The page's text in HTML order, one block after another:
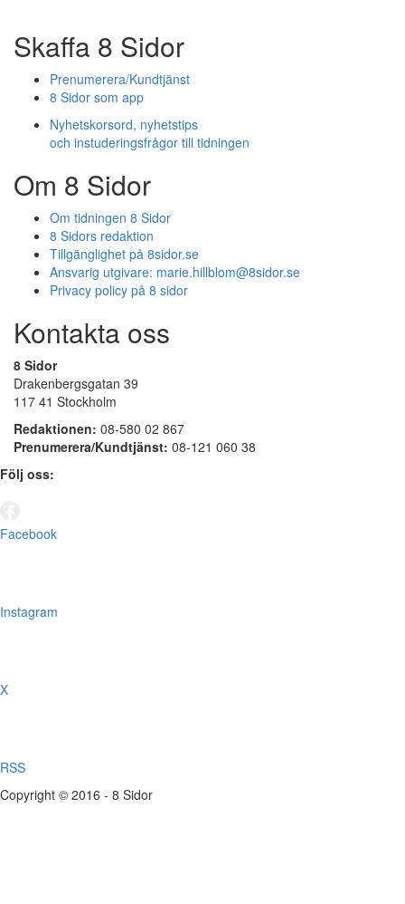
Skaffa 8 Sidor
Prenumerera/Kundtjänst
8 Sidor som app
Nyhetskorsord, nyhetstips
och instuderingsfrågor till tidningen
Om 8 Sidor
Om tidningen 8 Sidor
8 Sidors redaktion
Tillgänglighet på 8sidor.se
Ansvarig utgivare: marie.hillblom@8sidor.se
Privacy policy på 8 sidor
Kontakta oss
8 Sidor
Drakenbergsgatan 39
117 41 Stockholm
Redaktionen: 08-580 02 867
Prenumerera/Kundtjänst: 08-121 060 38
Följ oss:
Facebook
Instagram
X
RSS
Copyright © 2016 - 8 Sidor